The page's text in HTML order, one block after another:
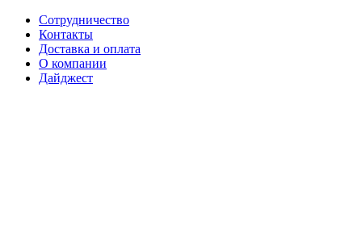
Сотрудничество
Контакты
Доставка и оплата
О компании
Дайджест